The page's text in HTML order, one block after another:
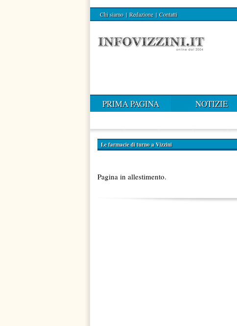
Chi siamo | Redazione | Contatti
PRIMA PAGINA NOTIZIE
Le farmacie di turno a Vizzini
Pagina in allestimento.